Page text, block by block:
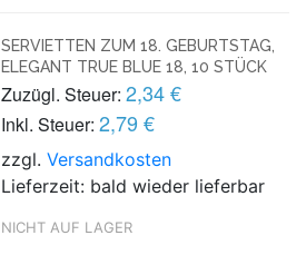
SERVIETTEN ZUM 18. GEBURTSTAG,
ELEGANT TRUE BLUE 18, 10 STÜCK
Zuzügl. Steuer: 2,34 €
Inkl. Steuer: 2,79 €
zzgl.Versandkosten
Lieferzeit: bald wieder lieferbar
NICHT AUF LAGER